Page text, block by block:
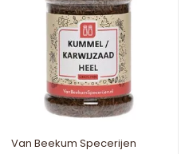
Van Beekum Specerijen